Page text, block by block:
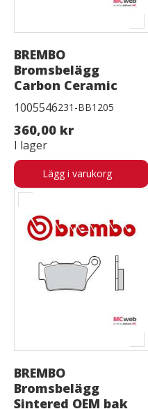
BREMBO
Bromsbelägg
Carbon Ceramic
1005546231-BB1205
360,00 kr
I lager
Lägg i varukorg
BREMBO
Bromsbelägg
Sintered OEM bak